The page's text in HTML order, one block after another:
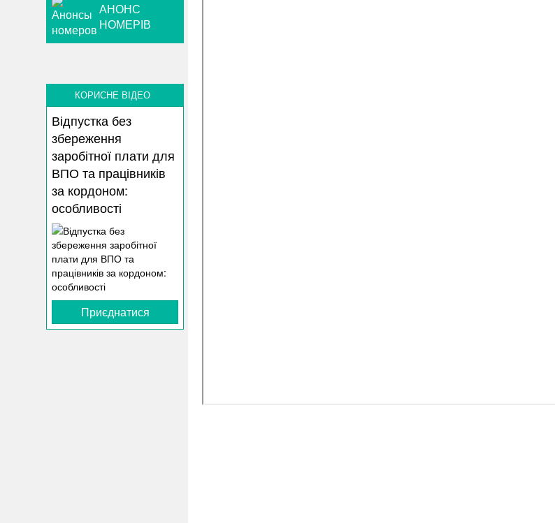
АНОНС
НОМЕРІВ
КОРИСНЕ ВІДЕО
Відпустка без
збереження
заробітної плати для
ВПО та працівників
за кордоном:
особливості
Приєднатися